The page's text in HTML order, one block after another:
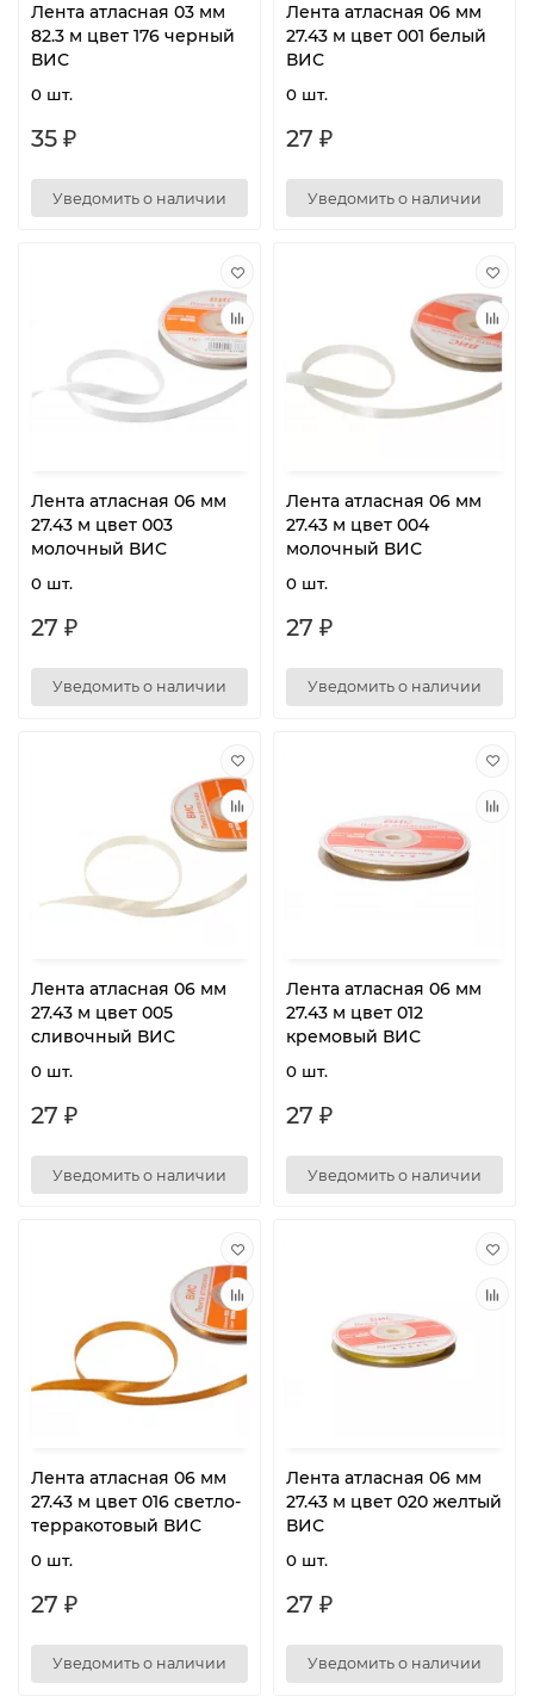
Лента атласная 03 мм
82.3 м цвет 176 черный
ВИС
0 шт.
35 ₽
Уведомить о наличии
Лента атласная 06 мм
27.43 м цвет 001 белый
ВИС
0 шт.
27 ₽
Уведомить о наличии
Лента атласная 06 мм
27.43 м цвет 003
молочный ВИС
0 шт.
27 ₽
Уведомить о наличии
Лента атласная 06 мм
27.43 м цвет 004
молочный ВИС
0 шт.
27 ₽
Уведомить о наличии
Лента атласная 06 мм
27.43 м цвет 005
сливочный ВИС
0 шт.
27 ₽
Уведомить о наличии
Лента атласная 06 мм
27.43 м цвет 012
кремовый ВИС
0 шт.
27 ₽
Уведомить о наличии
Лента атласная 06 мм
27.43 м цвет 016 светло-
терракотовый ВИС
0 шт.
27 ₽
Уведомить о наличии
Лента атласная 06 мм
27.43 м цвет 020 желтый
ВИС
0 шт.
27 ₽
Уведомить о наличии